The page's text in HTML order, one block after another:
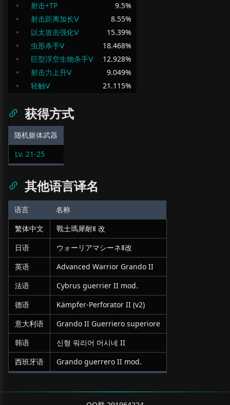
射击+TP
9.5%
射击距离加长Ⅴ
8.55%
以太攻击强化Ⅴ
15.39%
虫形杀手Ⅴ
18.468%
巨型浮空生物杀手Ⅴ
12.928%
射击力上升Ⅴ
9.049%
轻触Ⅴ
21.115%
获得方式
随机躯体武器
Lv. 21-25
其他语言译名
语言
名称
繁体中文
戰士瑪犀耐Ⅱ 改
日语
ウォーリアマシーネⅡ改
英语
Advanced Warrior Grando II
法语
Cybrus guerrier II mod.
德语
Kämpfer-Perforator II (v2)
意大利语
Grando II Guerriero superiore
韩语
신형 워리어 머시네 II
西班牙语
Grando guerrero II mod.